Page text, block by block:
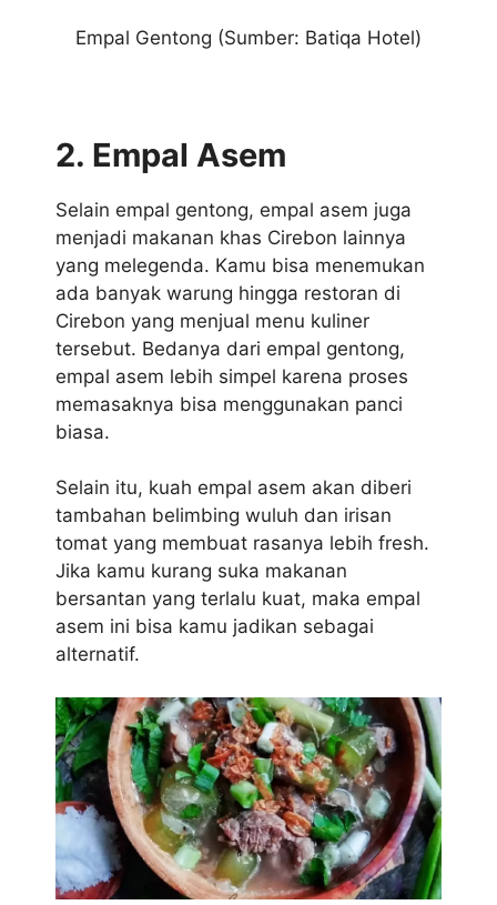
Empal Gentong (Sumber: Batiqa Hotel)
2. Empal Asem
Selain empal gentong, empal asem juga
menjadi makanan khas Cirebon lainnya
yang melegenda. Kamu bisa menemukan
ada banyak warung hingga restoran di
Cirebon yang menjual menu kuliner
tersebut. Bedanya dari empal gentong,
empal asem lebih simpel karena proses
memasaknya bisa menggunakan panci
biasa.
Selain itu, kuah empal asem akan diberi
tambahan belimbing wuluh dan irisan
tomat yang membuat rasanya lebih fresh.
Jika kamu kurang suka makanan
bersantan yang terlalu kuat, maka empal
asem ini bisa kamu jadikan sebagai
alternatif.